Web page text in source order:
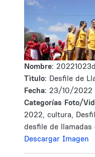
Nombre:
Tìtulo: Desfile de
Fecha: 23/10/2022
Categorías Foto/
2022, cultura,
desfile de llamadas
Descargar Imagen